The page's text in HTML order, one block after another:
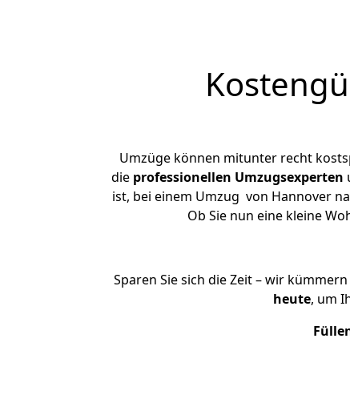
Umzüge können mitunter recht
die professionellen Umzugsexperten
ist, bei einem Umzug von Hannover
Ob Sie nun eine kleine
Sparen Sie sich die Zeit – wir
heute, um